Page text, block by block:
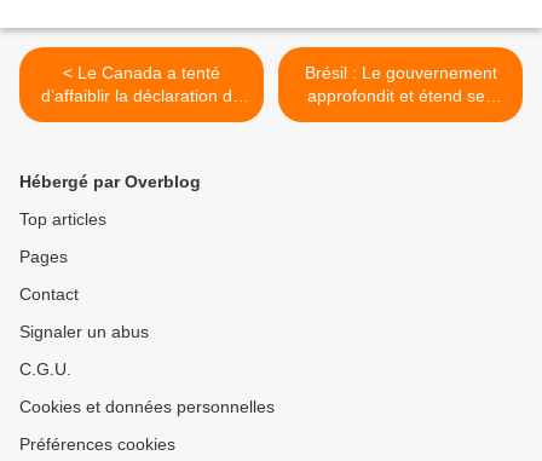
< Le Canada a tenté
d’affaiblir la déclaration de
l’ONU sur les droits des
Brésil : Le gouvernement
approfondit et étend ses
actions de rétablissement et
Hébergé par Overblog
Top articles
Pages
Contact
Signaler un abus
C.G.U.
Cookies et données personnelles
Préférences cookies